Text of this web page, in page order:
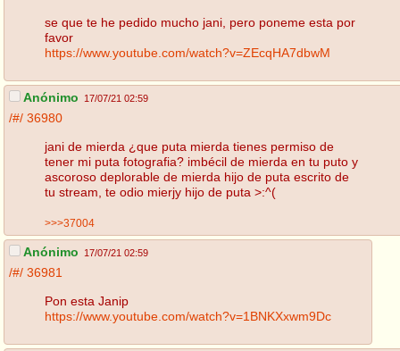
se que te he pedido mucho jani, pero poneme esta por
favor
https://www.youtube.com/watch?v=ZEcqHA7dbwM
Anónimo 17/07/21 02:59
/#/ 36980
jani de mierda ¿que puta mierda tienes permiso de
tener mi puta fotografia? imbécil de mierda en tu puto y
ascoroso deplorable de mierda hijo de puta escrito de
tu stream, te odio mierjy hijo de puta >:^(
>>>37004
Anónimo 17/07/21 02:59
/#/ 36981
Pon esta Janip
https://www.youtube.com/watch?v=1BNKXxwm9Dc